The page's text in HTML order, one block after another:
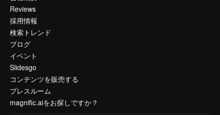
Reviews
採用情報
検索トレンド
ブログ
イベント
Slidesgo
コンテンツを販売する
プレスルーム
magnific.aiをお探しですか？